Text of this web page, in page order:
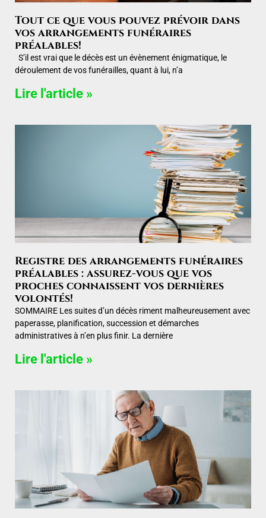
Tout ce que vous pouvez prévoir dans
vos arrangements funéraires
préalables!
S’il est vrai que le décès est un évènement énigmatique, le
déroulement de vos funérailles, quant à lui, n’a
Lire l'article »
Registre des arrangements funéraires
préalables : assurez-vous que vos
proches connaissent vos dernières
volontés!
SOMMAIRE Les suites d’un décès riment malheureusement avec
paperasse, planification, succession et démarches
administratives à n’en plus finir. La dernière
Lire l'article »